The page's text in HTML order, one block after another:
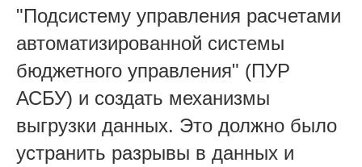
"Подсистему управления расчетами
автоматизированной системы
бюджетного управления" (ПУР
АСБУ) и создать механизмы
выгрузки данных. Это должно было
устранить разрывы в данных и